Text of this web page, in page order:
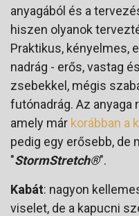
anyagából és a
hiszen olyanok
Praktikus, kényelmes,
nadrág - erős, vastag
zsebekkel, mégis
futónadrág. Az anyaga
amely már korábban a
pedig egy erősebb, de
"StormStretch®".
Kabát: nagyon
viselet, de a kapucni